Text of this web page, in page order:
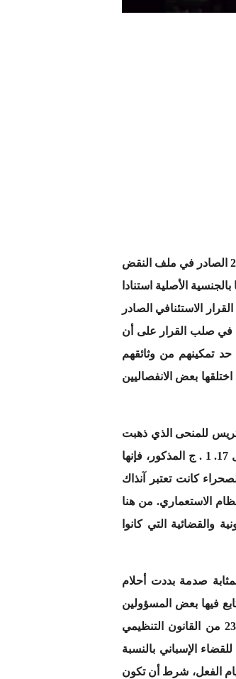
حينما تبت أعلى هيئة قضائية في قضية معينة يصبح قرارها عنوانا للحقيقة بالنسبة للقضية المعروضة عليها، إلا أن القرار عدد 207/2020 الصادر في ملف النقض
التمست الحكم لها بالجنسية الأصلية استنادا
حينما قضى بنقض القرار الاستئنافي الصادر
في صلب القرار على أن
حد تمكينهم من وثائقهم
بعض الانفصاليين
تكريس للمنحى الذي ذهبت
إليه الغرفة الإدارية الثالثة بالمحكمة العليا الإسبانية، في قرارها المؤرخ في 7-11-1999 الذي وإن لم تعتمد فيه على مقتضيات الفصل 17. 1 . ج المذكور، فإنها
الصحراء كانت تعتبر آنذاك
وأن اعتبارها الإقليم 53 كان من أجل تحسين النظام الاستعماري. من هنا
والقضائية التي كانوا
صدمة بددت أحلام
فيها بعض المسؤولين
المغاربة، وآن أوان حفظها استنادا لمبدأ إقليمية القوانين لكون القضاء الإسباني غير مختص للبت في هذه القضايا إعمالا للفصل 23 من القانون التنظيمي
أن الاختصاص ينعقد للقضاء الإسباني بالنسبة
الفعل، شرط أن تكون